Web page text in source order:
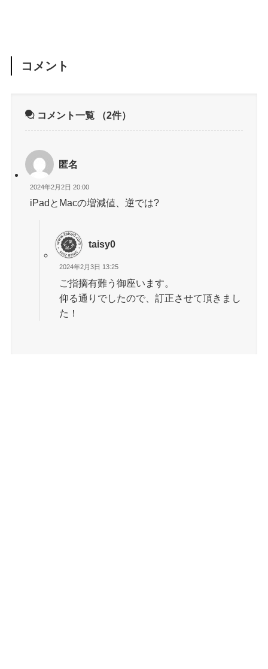
コメント
コメント一覧 （2件）
匿名
2024年2月2日 20:00
iPadとMacの増減値、逆では?
taisy0
2024年2月3日 13:25
ご指摘有難う御座います。
仰る通りでしたので、訂正させて頂きまし
た！